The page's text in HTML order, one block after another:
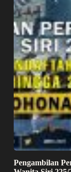
Pengambilan